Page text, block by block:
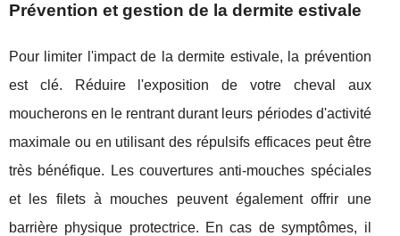
Prévention et gestion de la dermite estivale
Pour limiter l'impact de la dermite estivale, la prévention
est clé. Réduire l'exposition de votre cheval aux
moucherons en le rentrant durant leurs périodes d'activité
maximale ou en utilisant des répulsifs efficaces peut être
très bénéfique. Les couvertures anti-mouches spéciales
et les filets à mouches peuvent également offrir une
barrière physique protectrice. En cas de symptômes, il